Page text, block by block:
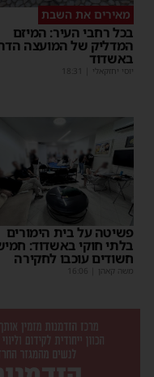
מאירים את השבת
בכל רחבי העיר: המיזם
המדליק של המועצה הדתית
באשדוד
יוסי יחזקאלי |
18:31
פשיטה על בית הימורים
בלתי חוקי באשדוד: חמישה
חשודים עוכבו לחקירה
משה קאהן |
16:06